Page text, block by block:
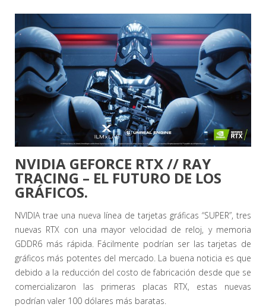
NVIDIA GEFORCE RTX // RAY
TRACING – EL FUTURO DE LOS
GRÁFICOS.
NVIDIA trae una nueva línea de tarjetas gráficas “SUPER”, tres
nuevas RTX con una mayor velocidad de reloj, y memoria
GDDR6 más rápida. Fácilmente podrían ser las tarjetas de
gráficos más potentes del mercado. La buena noticia es que
debido a la reducción del costo de fabricación desde que se
comercializaron las primeras placas RTX, estas nuevas
podrían valer 100 dólares más baratas.